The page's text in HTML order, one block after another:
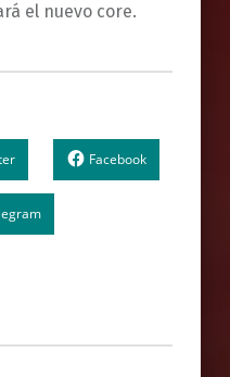
el nuevo core.
Facebook